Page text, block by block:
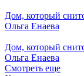
Дом, который
Ольга Енаева
Дом, который
Ольга Енаева
Смотреть еще